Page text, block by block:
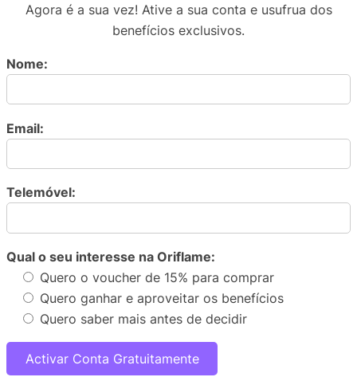
Agora é a sua vez! Ative a sua conta e usufrua dos
benefícios exclusivos.
Nome:
Email:
Telemóvel:
Qual o seu interesse na Oriflame:
Quero o voucher de 15% para comprar
Quero ganhar e aproveitar os benefícios
Quero saber mais antes de decidir